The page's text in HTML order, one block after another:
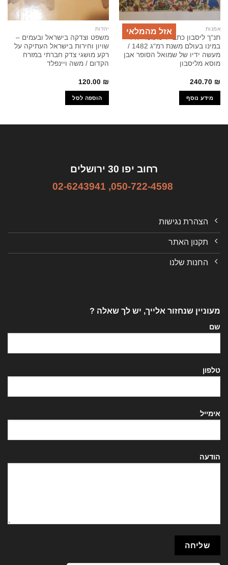
אזל מהמלאי אמנות
תנ"ך ליסבון כתב-יד מעוטר יחיד
במינו בעולם משנת רמ"ג 1482 /
מעשה ידיו של שמואל הסופר אבן
מוסא מליסבון
240.70 ₪
מידע נוסף
יהדות
משפט וצדקה בישראל ובעמים –
שויון וחירות בישראל העתיקה על
רקע מושגי צדק חברתי במזרח
הקדום / משה ויינפלד
120.00 ₪
הוספה לסל
רחוב יפו 30 ירושלים
050-722-4598
,
02-6243941
הצהרת נגישות
תקנון האתר
החנות שלנו
מעוניין שנחזור אלייך, יש לך שאלה ?
שם
טלפון
אימייל
הודעה